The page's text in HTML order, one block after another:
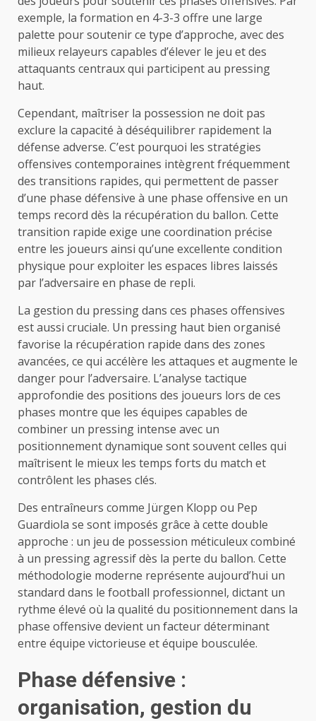
exemple, la formation en 4-3-3 offre une large
palette pour soutenir ce type d’approche, avec des
milieux relayeurs capables d’élever le jeu et des
attaquants centraux qui participent au pressing
haut.
Cependant, maîtriser la possession ne doit pas
exclure la capacité à déséquilibrer rapidement la
défense adverse. C’est pourquoi les stratégies
offensives contemporaines intègrent fréquemment
des transitions rapides, qui permettent de passer
d’une phase défensive à une phase offensive en un
temps record dès la récupération du ballon. Cette
transition rapide exige une coordination précise
entre les joueurs ainsi qu’une excellente condition
physique pour exploiter les espaces libres laissés
par l’adversaire en phase de repli.
La gestion du pressing dans ces phases offensives
est aussi cruciale. Un pressing haut bien organisé
favorise la récupération rapide dans des zones
avancées, ce qui accélère les attaques et augmente le
danger pour l’adversaire. L’analyse tactique
approfondie des positions des joueurs lors de ces
phases montre que les équipes capables de
combiner un pressing intense avec un
positionnement dynamique sont souvent celles qui
maîtrisent le mieux les temps forts du match et
contrôlent les phases clés.
Des entraîneurs comme Jürgen Klopp ou Pep
Guardiola se sont imposés grâce à cette double
approche : un jeu de possession méticuleux combiné
à un pressing agressif dès la perte du ballon. Cette
méthodologie moderne représente aujourd’hui un
standard dans le football professionnel, dictant un
rythme élevé où la qualité du positionnement dans la
phase offensive devient un facteur déterminant
entre équipe victorieuse et équipe bousculée.
Phase défensive :
organisation, gestion du